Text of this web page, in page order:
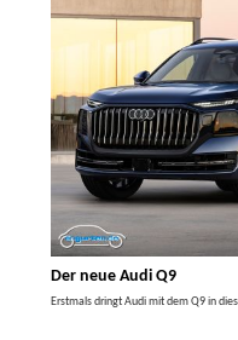
Der neue Audi Q9
Erstmals dringt Audi mit dem Q9 in